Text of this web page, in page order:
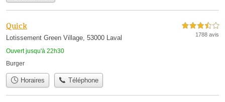
Quick
Lotissement Green Village, 53000 Laval
Ouvert jusqu'à 22h30
3,5 étoiles sur 5
1788 avis
Burger
Horaires Téléphone